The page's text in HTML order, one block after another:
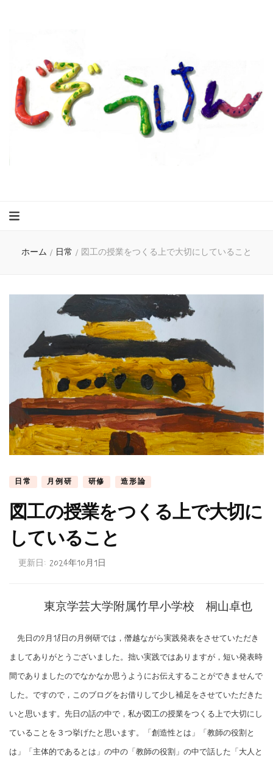
ホーム / 日常 / 図工の授業をつくる上で大切にしていること
日常 月例研 研修 造形論
図工の授業をつくる上で大切に
していること
更新日: 2024年10月1日
東京学芸大学附属竹早小学校 桐山卓也
先日の9月18日の月例研では，僭越ながら実践発表をさせていただき
ましてありがとうございました。拙い実践ではありますが，短い発表時
間でありましたのでなかなか思うようにお伝えすることができませんで
した。ですので，このブログをお借りして少し補足をさせていただきた
いと思います。先日の話の中で，私が図工の授業をつくる上で大切にし
ていることを３つ挙げたと思います。「創造性とは」「教師の役割と
は」「主体的であるとは」の中の「教師の役割」の中で話した「大人と